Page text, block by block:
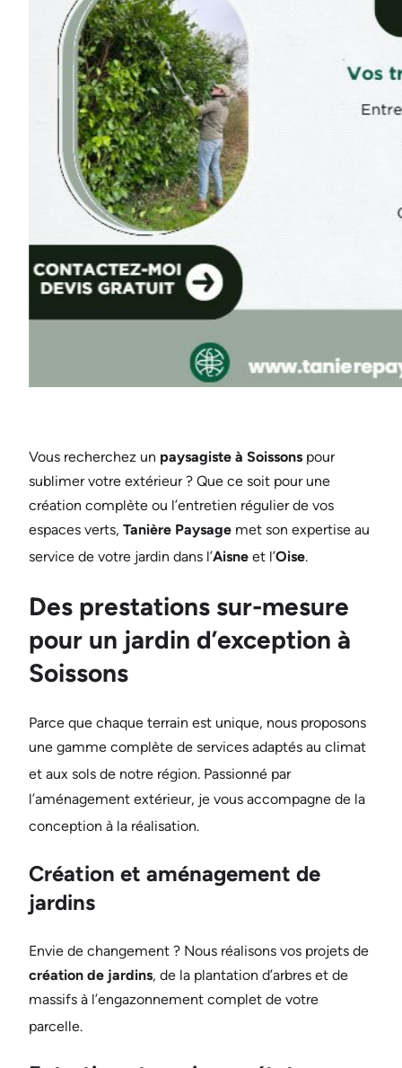
Vous recherchez un paysagiste à Soissons pour
sublimer votre extérieur ? Que ce soit pour une
création complète ou l’entretien régulier de vos
espaces verts, Tanière Paysage met son expertise au
service de votre jardin dans l’Aisne et l’Oise.
Des prestations sur-mesure
pour un jardin d’exception à
Soissons
Parce que chaque terrain est unique, nous proposons
une gamme complète de services adaptés au climat
et aux sols de notre région. Passionné par
l’aménagement extérieur, je vous accompagne de la
conception à la réalisation.
Création et aménagement de
jardins
Envie de changement ? Nous réalisons vos projets de
création de jardins, de la plantation d’arbres et de
massifs à l’engazonnement complet de votre
parcelle.